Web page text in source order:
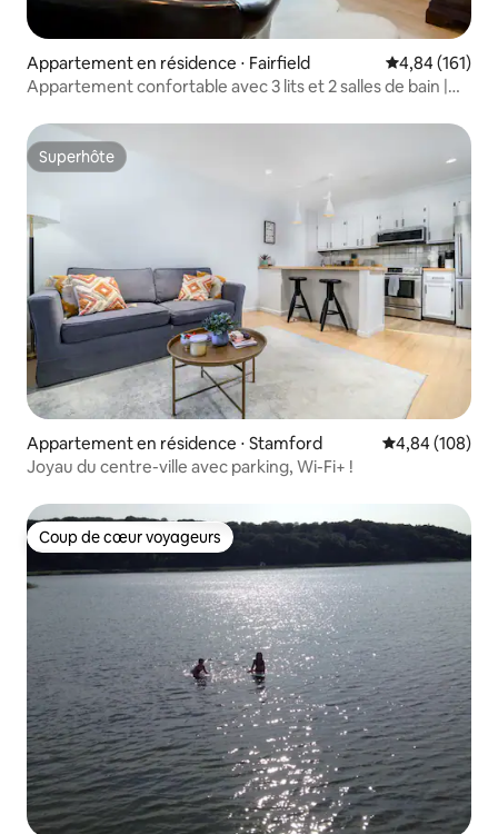
Appartement en résidence ⋅ Fairfield Évaluation
4,84 (161)
Appartement confortable avec 3 lits et 2 salles de bain |
Superhôte
Superhôte
Appartement en résidence ⋅ Stamford Évaluation
4,84 (108)
Joyau du centre-ville avec parking, Wi-Fi+ !
Coup de cœur voyageurs
Coup de cœur voyageurs